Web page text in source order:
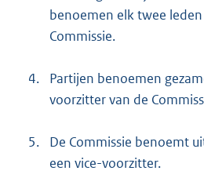
benoemen elk twee
Commissie.
4.
Partijen benoemen
voorzitter van de
5.
De Commissie benoemt
een vice-voorzitter.